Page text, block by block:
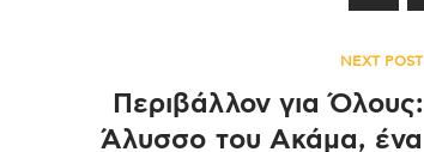
NEXT POST
Περιβάλλον για Όλους:
Άλυσσο του Ακάμα, ένα